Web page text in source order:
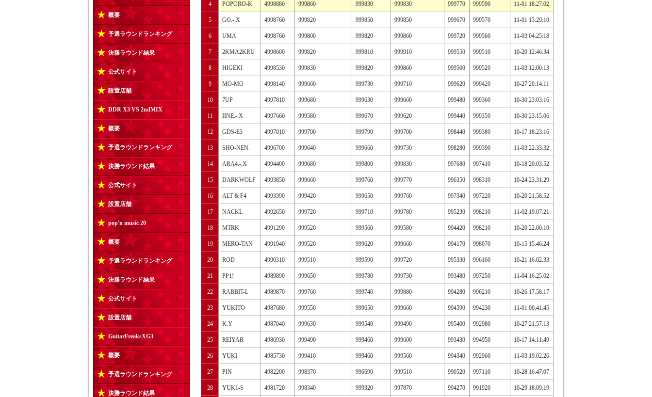
4 POPORO-K 4998880 999860 999830 999830 999770 999590 11-01 18:27:02
5 GO.-.X 4998760 999820 999850 999850 999670 999570 11-01 13:29:10
6 UMA 4998760 999800 999820 999860 999720 999560 11-03 04:25:18
7 2KMA2KRU 4998600 999820 999810 999910 999550 999510 10-20 12:46:34
8 HIGEKI 4998530 999830 999820 999860 999500 999520 11-03 12:00:13
9 MO-MO 4998140 999660 999730 999710 999620 999420 10-27 20:14:11
10 7UP 4997810 999680 999630 999660 999480 999360 10-30 23:03:16
11 IINE.-.X 4997660 999580 999670 999620 999440 999350 10-30 23:15:06
12 GDS-E3 4997010 999700 999790 999700 998440 999380 10-17 18:23:16
13 SHO-NEN. 4996700 999640 999660 999730 998280 999390 11-03 22:33:32
14 ARA4.-.X 4994400 999680 999800 999830 997680 997410 10-18 20:03:52
15 DARKWOLF 4993850 999660 999760 999770 996350 998310 10-24 23:31:29
16 ALT & F4 4993390 999420 999650 999760 997340 997220 10-20 21:58:52
17 NACKL 4992650 999720 999710 999780 995230 998210 11-02 19:07:21
18 MTRK 4991290 999520 999560 999580 994420 998210 10-20 22:00:10
19 MERO-TAN 4991040 999520 999620 999660 994170 998070 10-15 15:46:24
20 ROD 4990310 999510 999590 999720 995330 996160 10-21 16:02:33
21 PP1! 4989890 999650 999780 999730 993480 997250 11-04 16:25:02
22 RABBIT-L 4989870 999760 999740 999880 994280 996210 10-26 17:58:17
23 YUKITO 4987680 999550 999650 999660 994590 994230 11-01 00:41:45
24 K.Y 4987040 999630 999540 999490 995400 992980 10-27 21:57:13
25 REIYAR 4986930 999490 999460 999600 993430 994950 10-17 14:11:49
26 YUKI 4985730 999410 999460 999560 994340 992960 11-03 19:02:26
27 PIN 4982200 998370 996690 999510 990520 997110 10-28 16:47:07
28 YUK1-S 4981720 998340 999320 997870 994270 991920 10-29 18:09:19
概要
予選ラウンドランキング
決勝ラウンド結果
公式サイト
設置店舗
DDR X3 VS 2ndMIX
概要
予選ラウンドランキング
決勝ラウンド結果
公式サイト
設置店舗
pop'n music 20
概要
予選ラウンドランキング
決勝ラウンド結果
公式サイト
設置店舗
GuitarFreaksXG3
概要
予選ラウンドランキング
決勝ラウンド結果